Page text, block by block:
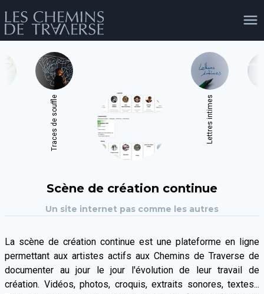
agenda shop
tel soutien
publics
cours et stages
Traces de souffle Lettres intimes
Scène de création continue
Un site internet pas comme les autres
La scène de création continue est une plateforme en ligne
permettant aux artistes actifs aux Chemins de Traverse de
documenter au jour le jour l'évolution de leur travail de
création. Vidéos, photos, croquis, extraits sonores, textes...